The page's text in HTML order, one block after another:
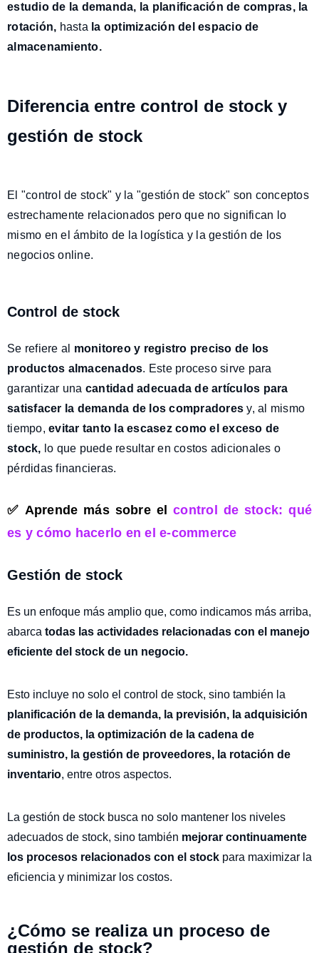
estudio de la demanda, la planificación de compras, la
rotación, hasta la optimización del espacio de
almacenamiento.
Diferencia entre control de stock y
gestión de stock
El "control de stock" y la "gestión de stock" son conceptos
estrechamente relacionados pero que no significan lo
mismo en el ámbito de la logística y la gestión de los
negocios online.
Control de stock
Se refiere al monitoreo y registro preciso de los
productos almacenados. Este proceso sirve para
garantizar una cantidad adecuada de artículos para
satisfacer la demanda de los compradores y, al mismo
tiempo, evitar tanto la escasez como el exceso de
stock, lo que puede resultar en costos adicionales o
pérdidas financieras.
✅ Aprende más sobre elcontrol de stock: qué
es y cómo hacerlo en el e-commerce
Gestión de stock
Es un enfoque más amplio que, como indicamos más arriba,
abarca todas las actividades relacionadas con el manejo
eficiente del stock de un negocio.
Esto incluye no solo el control de stock, sino también la
planificación de la demanda, la previsión, la adquisición
de productos, la optimización de la cadena de
suministro, la gestión de proveedores, la rotación de
inventario, entre otros aspectos.
La gestión de stock busca no solo mantener los niveles
adecuados de stock, sino también mejorar continuamente
los procesos relacionados con el stock para maximizar la
eficiencia y minimizar los costos.
¿Cómo se realiza un proceso de
gestión de stock?